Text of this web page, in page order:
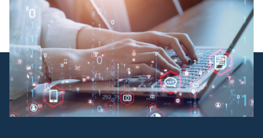
Linee
Guida
Academy
Comunicazione